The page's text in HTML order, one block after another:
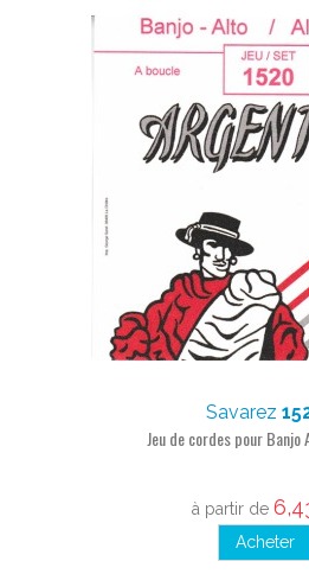
Savarez
Jeu de cordes pour Banjo
à partir de
Acheter